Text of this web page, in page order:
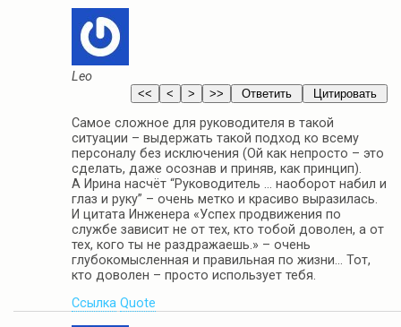
Leo
Самое сложное для руководителя в такой
ситуации – выдержать такой подход ко всему
персоналу без исключения (Ой как непросто – это
сделать, даже осознав и приняв, как принцип).
А Ирина насчёт “Руководитель … наоборот набил и
глаз и руку” – очень метко и красиво выразилась.
И цитата Инженера «Успех продвижения по
службе зависит не от тех, кто тобой доволен, а от
тех, кого ты не раздражаешь.» – очень
глубокомысленная и правильная по жизни… Тот,
кто доволен – просто использует тебя.
Ссылка Quote